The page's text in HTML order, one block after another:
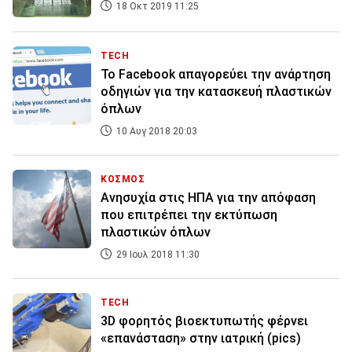
18 Οκτ 2019 11:25
TECH
Το Facebook απαγορεύει την ανάρτηση
οδηγιών για την κατασκευή πλαστικών
όπλων
10 Αυγ 2018 20:03
ΚΟΣΜΟΣ
Ανησυχία στις ΗΠΑ για την απόφαση
που επιτρέπει την εκτύπωση
πλαστικών όπλων
29 Ιουλ 2018 11:30
TECH
3D φορητός βιοεκτυπωτής φέρνει
«επανάσταση» στην ιατρική (pics)